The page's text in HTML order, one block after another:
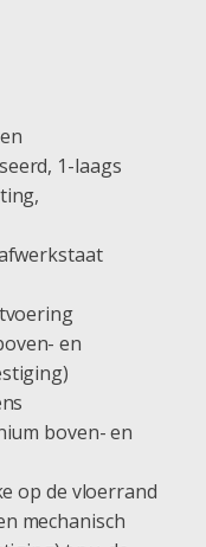
1-laags
en
boven- en
op de vloerrand
mechanisch